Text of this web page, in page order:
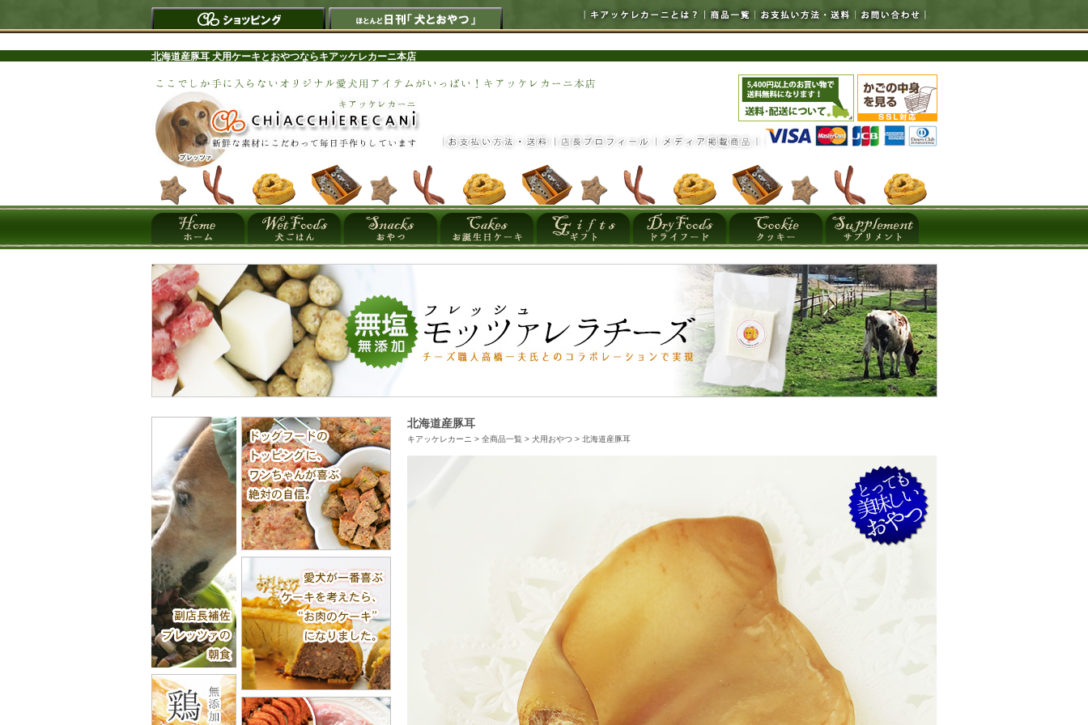
北海道産豚耳 犬用ケーキとおやつならキアッケレカーニ本店
北海道産豚耳
キアッケレカーニ > 全商品一覧 > 犬用おやつ > 北海道産豚耳